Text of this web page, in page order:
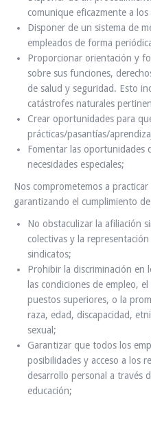
comunique eficazmente a los
Disponer de un sistema de
empleados de forma
Proporcionar orientación y
sobre sus funciones,
de salud y seguridad. Esto
catástrofes naturales
Crear oportunidades para
prácticas/pasantías/
Fomentar las oportunidades
necesidades especiales;
Nos comprometemos a
garantizando el cumplimiento
No obstaculizar la afiliación
colectivas y la
sindicatos;
Prohibir la discriminación en
las condiciones de empleo,
puestos superiores, o la
raza, edad, discapacidad,
sexual;
Garantizar que todos los
posibilidades y acceso a los
desarrollo personal a través
educación;